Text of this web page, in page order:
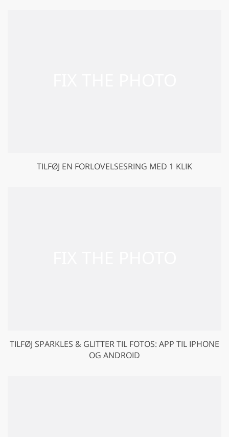
TILFØJ EN FORLOVELSESRING MED 1 KLIK
TILFØJ SPARKLES & GLITTER TIL FOTOS: APP TIL IPHONE
OG ANDROID